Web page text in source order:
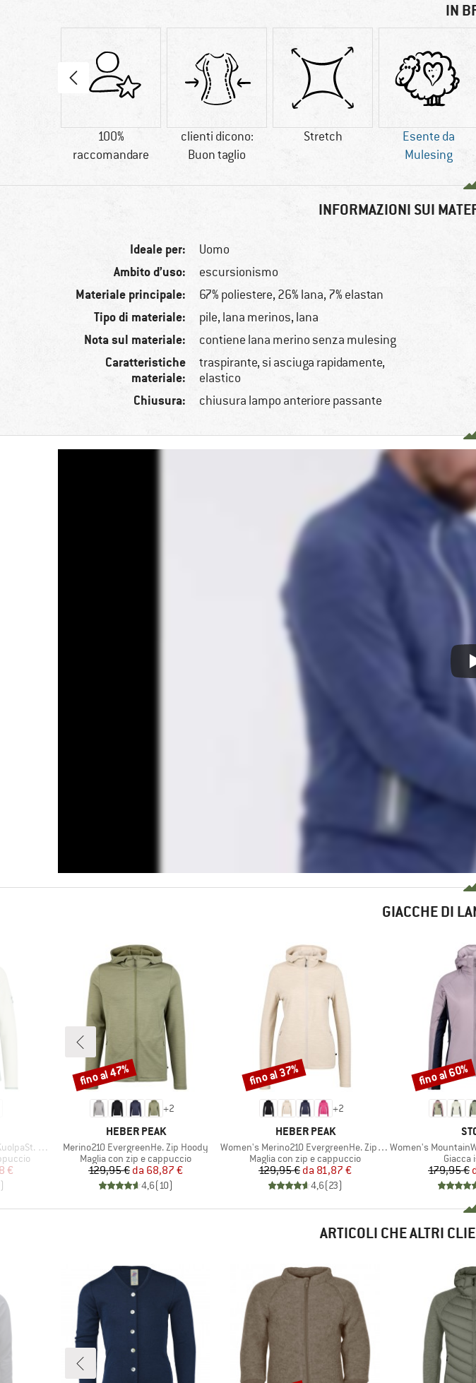
IN
100%
raccomandare
clienti dicono:
Buon taglio
Stretch
Esente da
Mulesing
INFORMAZIONI SUI
Ideale per: Uomo
Ambito d’uso: escursionismo
Materiale principale: 67% poliestere, 26% lana, 7% elastan
Tipo di materiale: pile, lana merinos, lana
Nota sul materiale: contiene lana merino senza mulesing
Caratteristiche
materiale:
traspirante, si asciuga rapidamente,
elastico
Chiusura: chiusura lampo anteriore passante
GIACCHE DI
Zip Hoody
€
)
+2
MARCHIO
HEBER PEAK
Articolo
Merino210 EvergreenHe. Zip Hoody
Gruppo di prodotti
Maglia con zip e cappuccio
Prezzo
129,95 € Prezzo ridotto
da 68,87 €
4,6(10)
Sconto
fino al 47%
+2
MARCHIO
HEBER PEAK
Articolo
Women's Merino210 EvergreenHe. Zip Hoody
Gruppo di prodotti
Maglia con zip e cappuccio
Prezzo
129,95 € Prezzo ridotto
da 81,87 €
4,6(23)
Sconto
fino al 37%
Articolo
Women's MountainWool60
Gruppo
Giacca
179,95 €
Sconto
fino al 60%
ARTICOLI CHE ALTRI